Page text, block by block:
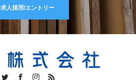
求人採用/エントリー
TwitterFacebookInstagram